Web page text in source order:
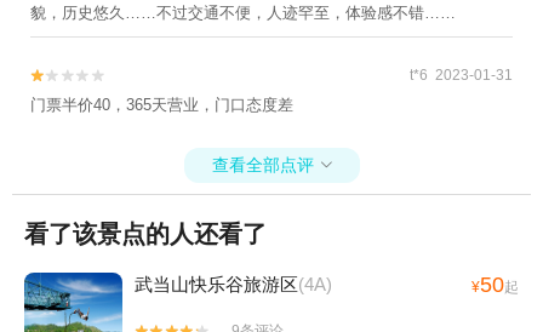
貌，历史悠久……不过交通不便，人迹罕至，体验感不错……

 t*6 2023-01-31
门票半价40，365天营业，门口态度差
查看全部点评 
看了该景点的人还看了
武当山快乐谷旅游区(4A) ¥50起